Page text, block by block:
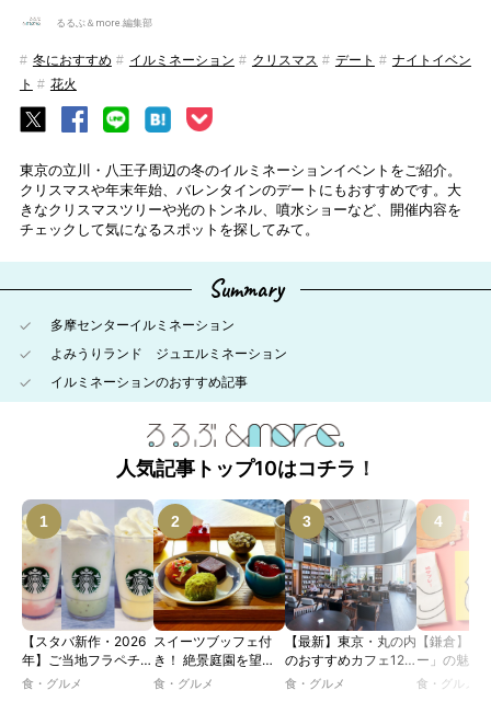
るるぶ＆more.編集部
冬におすすめ イルミネーション クリスマス デート
ナイトイベン
ト
花火
東京の立川・八王子周辺の冬のイルミネーションイベントをご紹介。
クリスマスや年末年始、バレンタインのデートにもおすすめです。大
きなクリスマスツリーや光のトンネル、噴水ショーなど、開催内容を
チェックして気になるスポットを探してみて。
Summary
多摩センターイルミネーション
よみうりランド ジュエルミネーション
イルミネーションのおすすめ記事
人気記事トップ10はコチラ！
【スタバ新作・2026
年】ご当地フラペチー
ノが新登場！ 地域と
食・グルメ
スイーツブッフェ付
き！ 絶景庭園を望む
ホテルレストランで味
食・グルメ
【最新】東京・丸の内
のおすすめカフェ12
選｜ひとりでゆったり
食・グルメ
【鎌倉】「
ー」の魅力
説！ 定番商
食・グルメ